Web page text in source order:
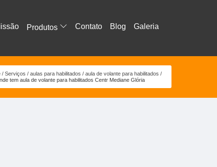
Produtos Contato Blog Galeria
Serviços aulas para habilitados
aula de volante para habilitados
tem aula de volante para habilitados Centr Mediane Glória